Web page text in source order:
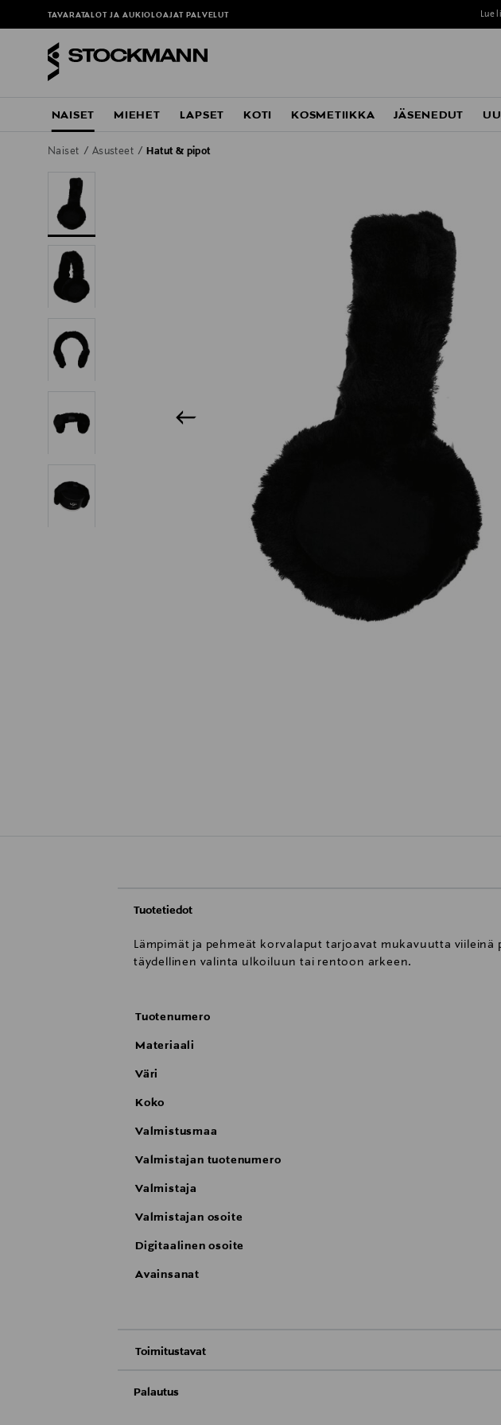
TAVARATALOT JA AUKIOLOAJAT PALVELUT Lue
NAISET MIEHET LAPSET KOTI KOSMETIIKKA JÄSENEDUT
Naiset Asusteet Hatut & pipot
Tuotetiedot
Lämpimät ja pehmeät korvalaput tarjoavat mukavuutta
täydellinen valinta ulkoiluun tai rentoon arkeen.
Tuotenumero
Materiaali
Väri
Koko
Valmistusmaa
Valmistajan tuotenumero
Valmistaja
Valmistajan osoite
Digitaalinen osoite
Avainsanat
Toimitustavat
Palautus